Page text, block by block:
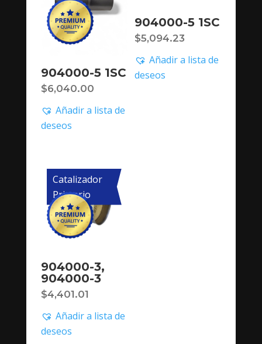
904000-5 1SC
$6,040.00
Añadir a lista de
deseos
904000-5 1SC
$5,094.23
Añadir a lista de
deseos
Catalizador
Primario
904000-3,
904000-3
$4,401.01
Añadir a lista de
deseos